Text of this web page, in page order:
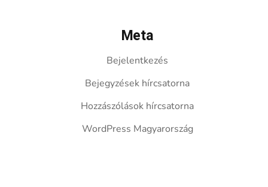
Meta
Bejelentkezés
Bejegyzések hírcsatorna
Hozzászólások hírcsatorna
WordPress Magyarország